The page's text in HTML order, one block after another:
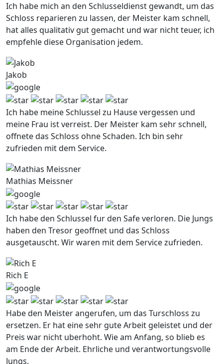
Ich habe mich an den Schlusseldienst gewandt, um das
Schloss reparieren zu lassen, der Meister kam schnell,
hat alles qualitativ gut gemacht und war nicht teuer, ich
empfehle diese Organisation jedem.
Jakob
Ich habe meine Schlussel zu Hause vergessen und
meine Frau ist verreist. Der Meister kam sehr schnell,
offnete das Schloss ohne Schaden. Ich bin sehr
zufrieden mit dem Service.
Mathias Meissner
Ich habe den Schlussel fur den Safe verloren. Die Jungs
haben den Tresor geoffnet und das Schloss
ausgetauscht. Wir waren mit dem Service zufrieden.
Rich E
Habe den Meister angerufen, um das Turschloss zu
ersetzen. Er hat eine sehr gute Arbeit geleistet und der
Preis war nicht uberhoht. Wie am Anfang, so blieb es
am Ende der Arbeit. Ehrliche und verantwortungsvolle
Jungs.